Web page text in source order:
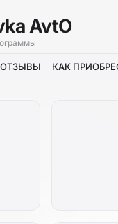
AvtO
ОТЗЫВЫ КАК